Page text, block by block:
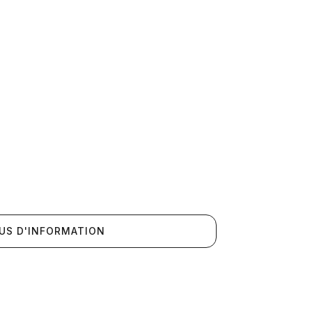
D'INFORMATION